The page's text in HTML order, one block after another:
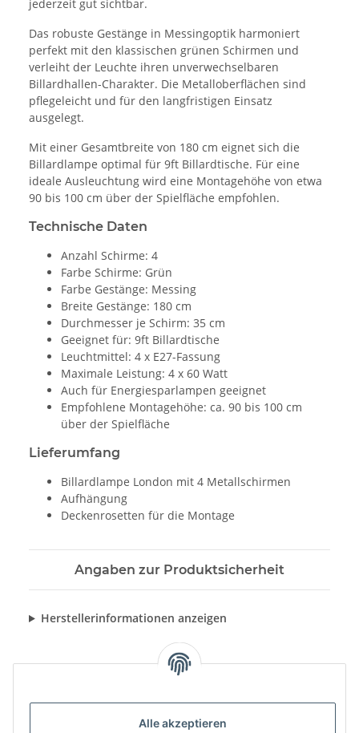
Alle akzeptieren
jederzeit gut sichtbar.
Das robuste Gestänge in Messingoptik harmoniert
perfekt mit den klassischen grünen Schirmen und
verleiht der Leuchte ihren unverwechselbaren
Billardhallen-Charakter. Die Metalloberflächen sind
pflegeleicht und für den langfristigen Einsatz
ausgelegt.
Mit einer Gesamtbreite von 180 cm eignet sich die
Billardlampe optimal für 9ft Billardtische. Für eine
ideale Ausleuchtung wird eine Montagehöhe von etwa
90 bis 100 cm über der Spielfläche empfohlen.
Technische Daten
Anzahl Schirme: 4
Farbe Schirme: Grün
Farbe Gestänge: Messing
Breite Gestänge: 180 cm
Durchmesser je Schirm: 35 cm
Geeignet für: 9ft Billardtische
Leuchtmittel: 4 x E27-Fassung
Maximale Leistung: 4 x 60 Watt
Auch für Energiesparlampen geeignet
Empfohlene Montagehöhe: ca. 90 bis 100 cm
über der Spielfläche
Lieferumfang
Billardlampe London mit 4 Metallschirmen
Aufhängung
Deckenrosetten für die Montage
Angaben zur Produktsicherheit
Herstellerinformationen anzeigen